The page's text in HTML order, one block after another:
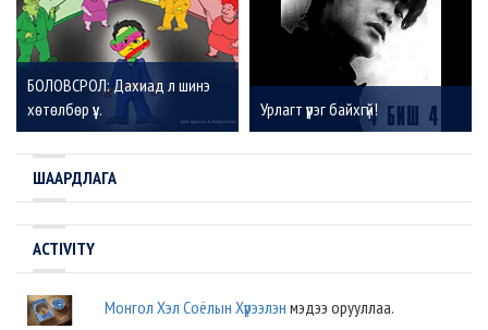
БОЛОВСРОЛ: Дахиад л шинэ
хөтөлбөр үү...
Урлагт үүрэг байхгүй!
ШААРДЛАГА
ACTIVITY
Монгол Хэл Соёлын Хүрээлэн мэдээ орууллаа.